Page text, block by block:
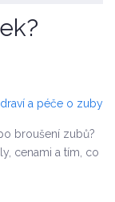
a péče o zuby
broušení zubů?
cenami a tím, co